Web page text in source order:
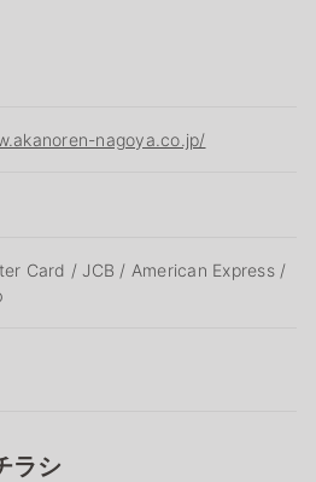
nagoya.co.jp/
Card / JCB / American Express /
ラシ